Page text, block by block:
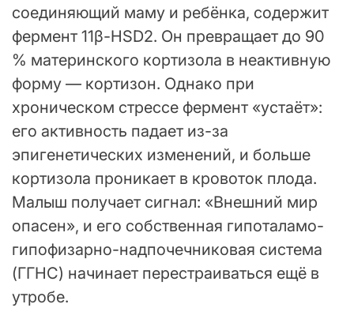
соединяющий маму и ребёнка, содержит
фермент 11β-HSD2. Он превращает до 90
% материнского кортизола в неактивную
форму — кортизон. Однако при
хроническом стрессе фермент «устаёт»:
его активность падает из-за
эпигенетических изменений, и больше
кортизола проникает в кровоток плода.
Малыш получает сигнал: «Внешний мир
опасен», и его собственная гипоталамо-
гипофизарно-надпочечниковая система
(ГГНС) начинает перестраиваться ещё в
утробе.